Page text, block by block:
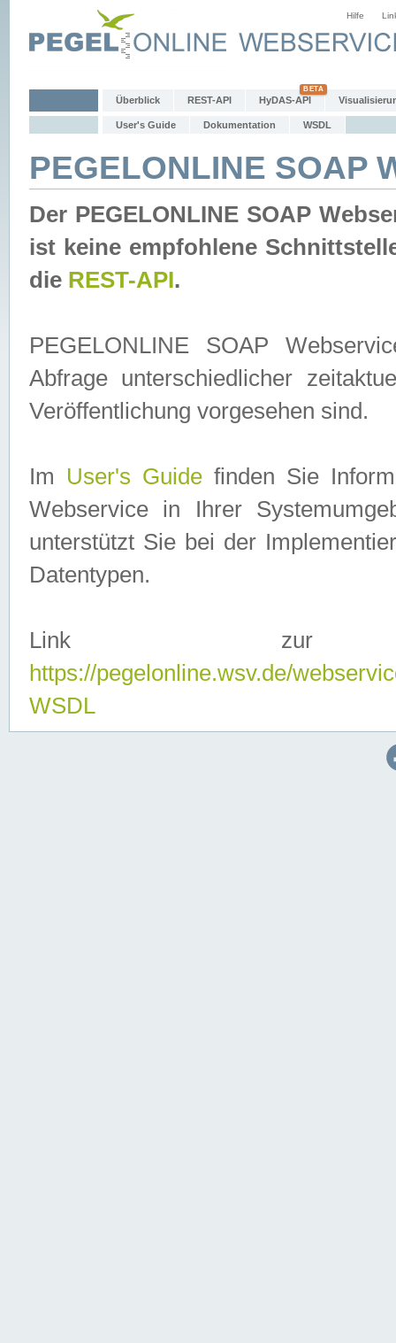
Hilfe
Überblick REST-API HyDAS-API
User's Guide Dokumentation WSDL
PEGELONLINE SOAP
Der PEGELONLINE SOAP
ist keine empfohlene
die REST-API.
PEGELONLINE SOAP
Abfrage unterschiedlicher
Veröffentlichung vorgesehen sind.
Im User's Guidefinden Sie
Webservice in Ihrer
unterstützt Sie bei der
Datentypen.
Link zur
https://pegelonline.wsv.de/
WSDL